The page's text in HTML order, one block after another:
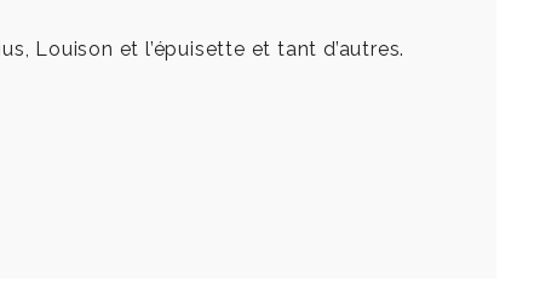
Louison et l’épuisette et tant d’autres.